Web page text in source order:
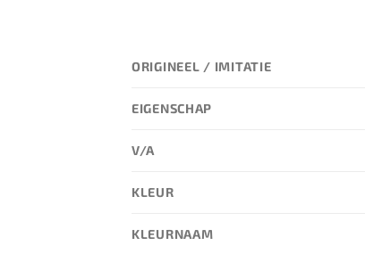
ORIGINEEL / IMITATIE
EIGENSCHAP
V/A
KLEUR
KLEURNAAM